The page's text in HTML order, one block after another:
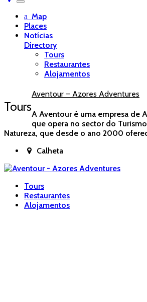
Toggle
navigation
Map
Places
Notícias
Directory
Tours
Restaurantes
Alojamentos
Tours
Aventour – Azores Adventures
A Aventour é uma empresa de
que opera no sector do
Natureza, que desde o ano 2000
Calheta
Tours
Restaurantes
Alojamentos